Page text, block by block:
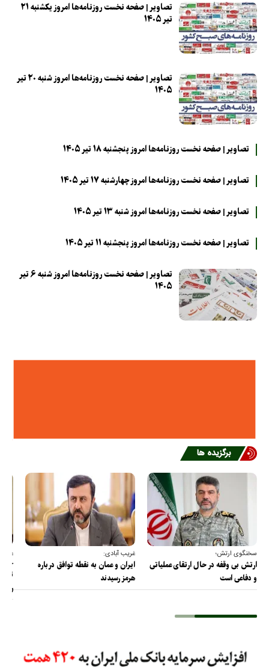
تصاویر | صفحه نخست روزنامه‌ها امروز یکشنبه ۲۱
تیر ۱۴۰۵
تصاویر | صفحه نخست روزنامه‌ها امروز شنبه ۲۰ تیر
۱۴۰۵
تصاویر | صفحه نخست روزنامه‌ها امروز پنجشنبه ۱۸ تیر ۱۴۰۵
تصاویر | صفحه نخست روزنامه‌ها امروز چهارشنبه ۱۷ تیر ۱۴۰۵
تصاویر | صفحه نخست روزنامه‌ها امروز شنبه ۱۳ تیر ۱۴۰۵
تصاویر | صفحه نخست روزنامه‌ها امروز پنجشنبه ۱۱ تیر ۱۴۰۵
تصاویر | صفحه نخست روزنامه‌ها امروز شنبه ۶ تیر
۱۴۰۵
برگزیده ها
سخنگوی ارتش؛
ارتش بی وقفه در حال ارتقای عملیاتی
و دفاعی است
غریب آبادی:
ایران و عمان به نقطه توافق درباره
هرمز رسیدند
عضو
را